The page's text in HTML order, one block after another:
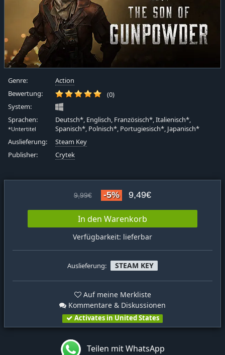
Genre:
Action
Bewertung:
(0)
System:
Sprachen:
*Untertitel
Deutsch*, Englisch, Französisch*, Italienisch*,
Spanisch*, Polnisch*, Portugiesisch*, Japanisch*
Auslieferung:
Steam Key
Publisher:
Crytek
9,99€ -5% 9,49€
In den Warenkorb
Verfügbarkeit: lieferbar
Auslieferung: STEAM KEY
Auf meine Merkliste
Kommentare & Diskussionen
Activates in United States
Teilen mit WhatsApp